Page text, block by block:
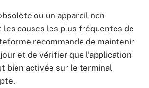
ou un appareil non
causes les plus fréquentes de
recommande de maintenir
et de vérifier que l’application
bien activée sur le terminal